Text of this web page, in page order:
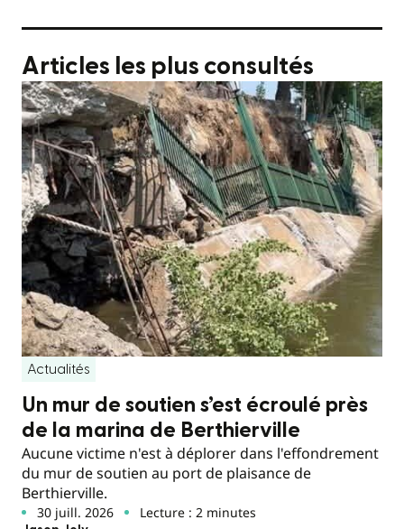
Articles les plus consultés
Actualités
Un mur de soutien s’est écroulé près
de la marina de Berthierville
Aucune victime n'est à déplorer dans l'effondrement
du mur de soutien au port de plaisance de
Berthierville.
30 juill. 2026 Lecture : 2 minutes